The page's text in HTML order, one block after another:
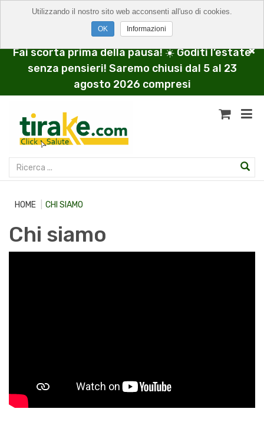
Fai scorta prima della pausa! ☀️ Goditi l’estate
senza pensieri! Saremo chiusi dal 5 al 23
agosto 2026 compresi
HOME CHI SIAMO
Chi siamo
Utilizzando il nostro sito web acconsenti all'uso di cookies.
Informazioni